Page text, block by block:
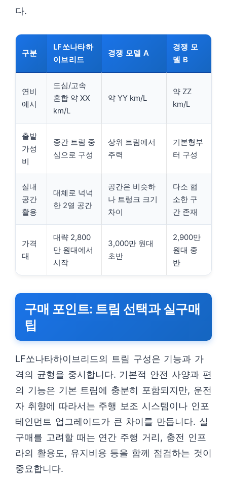
다.
구분
LF쏘나타하
이브리드
경쟁 모델 A
경쟁 모
델 B
연비
예시
도심/고속
혼합 약 XX
km/L
약 YY km/L
약 ZZ
km/L
출발
가성
비
중간 트림 중
심으로 구성
상위 트림에서
주력
기본형부
터 구성
실내
공간
활용
대체로 넉넉
한 2열 공간
공간은 비슷하
나 트렁크 크기
차이
다소 협
소한 구
간 존재
가격
대
대략 2,800
만 원대에서
시작
3,000만 원대
초반
2,900만
원대 중
반
구매 포인트: 트림 선택과 실구매
팁
LF쏘나타하이브리드의 트림 구성은 기능과 가
격의 균형을 중시합니다. 기본적 안전 사양과 편
의 기능은 기본 트림에 충분히 포함되지만, 운전
자 취향에 따라서는 주행 보조 시스템이나 인포
테인먼트 업그레이드가 큰 차이를 만듭니다. 실
구매를 고려할 때는 연간 주행 거리, 충전 인프
라의 활용도, 유지비용 등을 함께 점검하는 것이
중요합니다.